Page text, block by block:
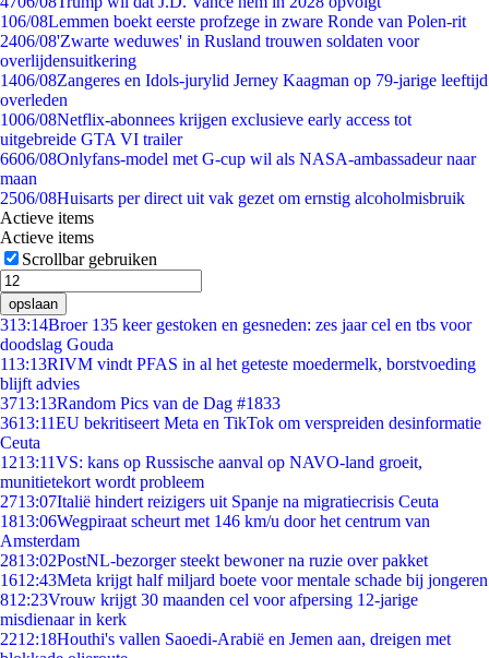
106/08Lemmen boekt eerste profzege in zware Ronde van Polen-rit
2406/08'Zwarte weduwes' in Rusland trouwen soldaten voor
overlijdensuitkering
1406/08Zangeres en Idols-jurylid Jerney Kaagman op 79-jarige leeftijd
overleden
1006/08Netflix-abonnees krijgen exclusieve early access tot
uitgebreide GTA VI trailer
6606/08Onlyfans-model met G-cup wil als NASA-ambassadeur naar
maan
2506/08Huisarts per direct uit vak gezet om ernstig alcoholmisbruik
Actieve items
Actieve items
Scrollbar gebruiken
opslaan
313:14Broer 135 keer gestoken en gesneden: zes jaar cel en tbs voor
doodslag Gouda
113:13RIVM vindt PFAS in al het geteste moedermelk, borstvoeding
blijft advies
3713:13Random Pics van de Dag #1833
3613:11EU bekritiseert Meta en TikTok om verspreiden desinformatie
Ceuta
1213:11VS: kans op Russische aanval op NAVO-land groeit,
munitietekort wordt probleem
2713:07Italië hindert reizigers uit Spanje na migratiecrisis Ceuta
1813:06Wegpiraat scheurt met 146 km/u door het centrum van
Amsterdam
2813:02PostNL-bezorger steekt bewoner na ruzie over pakket
1612:43Meta krijgt half miljard boete voor mentale schade bij jongeren
812:23Vrouw krijgt 30 maanden cel voor afpersing 12-jarige
misdienaar in kerk
2212:18Houthi's vallen Saoedi-Arabië en Jemen aan, dreigen met